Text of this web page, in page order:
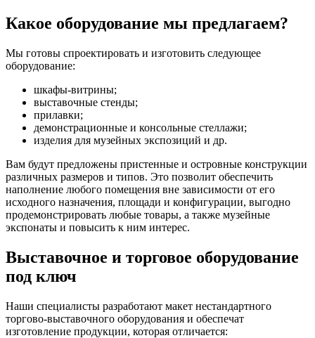
Какое оборудование мы предлагаем?
Мы готовы спроектировать и изготовить следующее
оборудование:
шкафы-витрины;
выставочные стенды;
прилавки;
демонстрационные и консольные стеллажи;
изделия для музейных экспозиций и др.
Вам будут предложены пристенные и островные конструкции
различных размеров и типов. Это позволит обеспечить
наполнение любого помещения вне зависимости от его
исходного назначения, площади и конфигурации, выгодно
продемонстрировать любые товары, а также музейные
экспонаты и повысить к ним интерес.
Выставочное и торговое оборудование
под ключ
Наши специалисты разработают макет нестандартного
торгово-выставочного оборудования и обеспечат
изготовление продукции, которая отличается: